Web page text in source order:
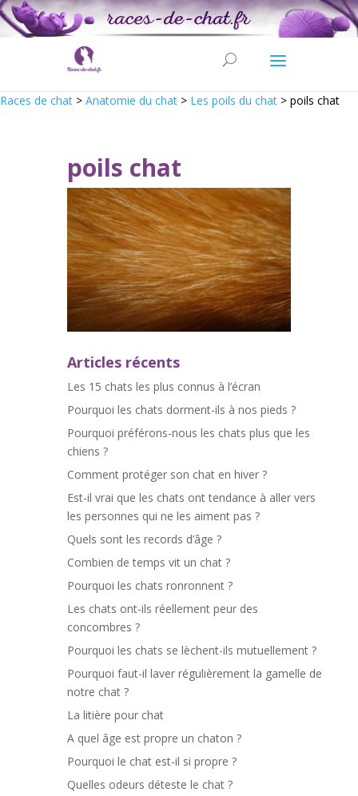
Races de chat > Anatomie du chat > Les poils du chat > poils chat
poils chat
Articles récents
Les 15 chats les plus connus à l’écran
Pourquoi les chats dorment-ils à nos pieds ?
Pourquoi préférons-nous les chats plus que les
chiens ?
Comment protéger son chat en hiver ?
Est-il vrai que les chats ont tendance à aller vers
les personnes qui ne les aiment pas ?
Quels sont les records d’âge ?
Combien de temps vit un chat ?
Pourquoi les chats ronronnent ?
Les chats ont-ils réellement peur des
concombres ?
Pourquoi les chats se lèchent-ils mutuellement ?
Pourquoi faut-il laver régulièrement la gamelle de
notre chat ?
La litière pour chat
A quel âge est propre un chaton ?
Pourquoi le chat est-il si propre ?
Quelles odeurs déteste le chat ?